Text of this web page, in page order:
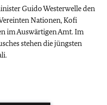
Guido Westerwelle den
Nationen, Kofi
im Auswärtigen Amt. Im
stehen die jüngsten